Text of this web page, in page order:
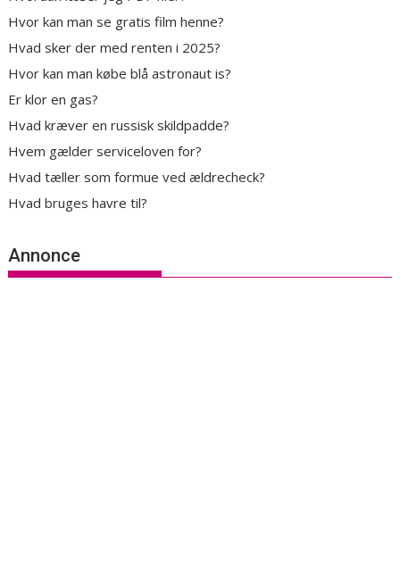
Hvor kan man se gratis film henne?
Hvad sker der med renten i 2025?
Hvor kan man købe blå astronaut is?
Er klor en gas?
Hvad kræver en russisk skildpadde?
Hvem gælder serviceloven for?
Hvad tæller som formue ved ældrecheck?
Hvad bruges havre til?
Annonce